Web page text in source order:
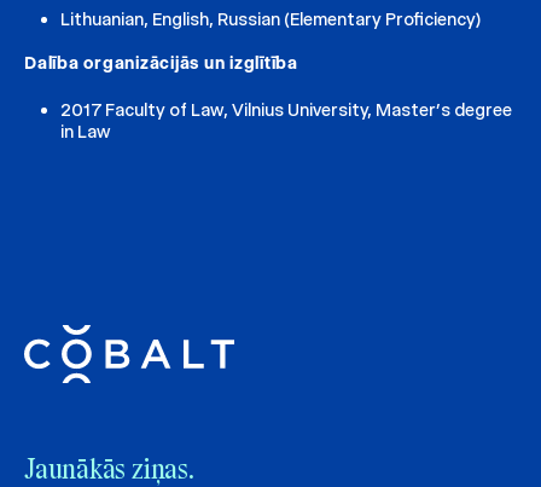
Lithuanian, English, Russian (Elementary Proficiency)
Dalība organizācijās un izglītība
2017 Faculty of Law, Vilnius University, Master’s degree
in Law
Jaunākās ziņas.